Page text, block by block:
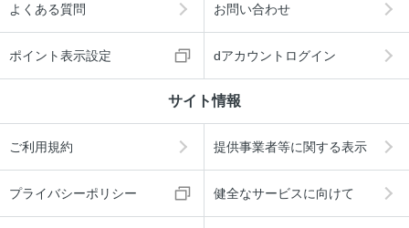
よくある質問 お問い合わせ
ポイント表示設定 dアカウントログイン
サイト情報
ご利用規約 提供事業者等に関する表示
プライバシーポリシー 健全なサービスに向けて